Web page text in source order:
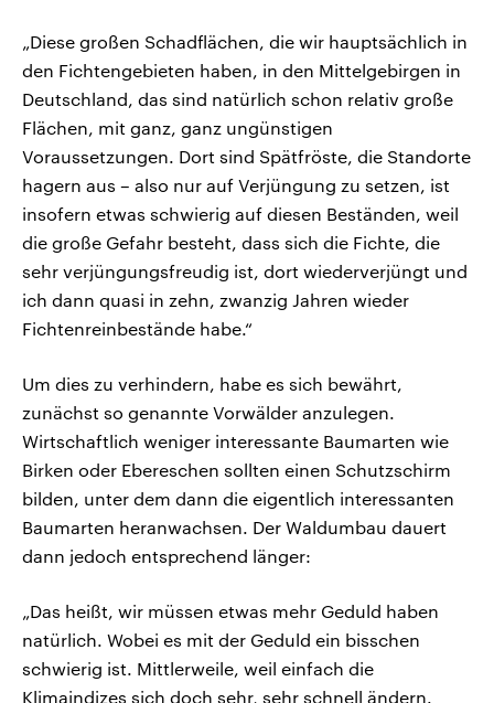
„Diese großen Schadflächen, die wir hauptsächlich in
den Fichtengebieten haben, in den Mittelgebirgen in
Deutschland, das sind natürlich schon relativ große
Flächen, mit ganz, ganz ungünstigen
Voraussetzungen. Dort sind Spätfröste, die Standorte
hagern aus – also nur auf Verjüngung zu setzen, ist
insofern etwas schwierig auf diesen Beständen, weil
die große Gefahr besteht, dass sich die Fichte, die
sehr verjüngungsfreudig ist, dort wiederverjüngt und
ich dann quasi in zehn, zwanzig Jahren wieder
Fichtenreinbestände habe.“
Um dies zu verhindern, habe es sich bewährt,
zunächst so genannte Vorwälder anzulegen.
Wirtschaftlich weniger interessante Baumarten wie
Birken oder Ebereschen sollten einen Schutzschirm
bilden, unter dem dann die eigentlich interessanten
Baumarten heranwachsen. Der Waldumbau dauert
dann jedoch entsprechend länger:
„Das heißt, wir müssen etwas mehr Geduld haben
natürlich. Wobei es mit der Geduld ein bisschen
schwierig ist. Mittlerweile, weil einfach die
Klimaindizes sich doch sehr, sehr schnell ändern.